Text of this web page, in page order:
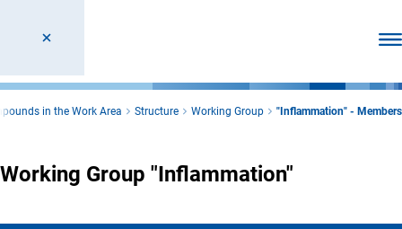
in the Work Area Structure Working Group "Inflammation" - Members
Working Group "Inflammation"